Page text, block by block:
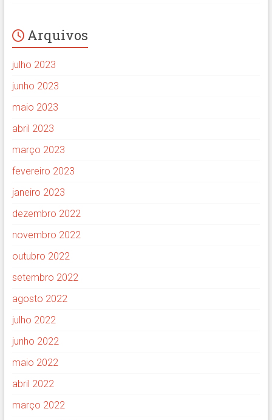
Arquivos
julho 2023
junho 2023
maio 2023
abril 2023
março 2023
fevereiro 2023
janeiro 2023
dezembro 2022
novembro 2022
outubro 2022
setembro 2022
agosto 2022
julho 2022
junho 2022
maio 2022
abril 2022
março 2022